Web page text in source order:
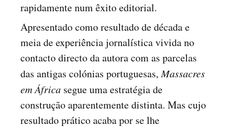
rapidamente num êxito editorial.
Apresentado como resultado de década e
meia de experiência jornalística vivida no
contacto directo da autora com as parcelas
das antigas colónias portuguesas,Massacres
em África segue uma estratégia de
construção aparentemente distinta. Mas cujo
resultado prático acaba por se lhe